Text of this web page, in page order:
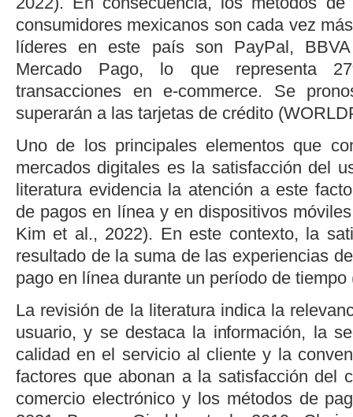
consumidores mexicanos son cada vez
líderes en este país son PayPal,
Mercado Pago, lo que representa
transacciones en e-commerce. Se
superarán a las tarjetas de crédito (
Uno de los principales elementos que
mercados digitales es la satisfacción del
literatura evidencia la atención a este
de pagos en línea y en dispositivos
Kim et al., 2022). En este contexto, la
resultado de la suma de las experiencias
pago en línea durante un período de tiempo
La revisión de la literatura indica la
usuario, y se destaca la información, la
calidad en el servicio al cliente y la
factores que abonan a la satisfacción del
comercio electrónico y los métodos de